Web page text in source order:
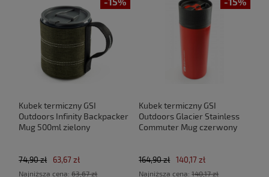
Kubek termiczny GSI
Outdoors Infinity Backpacker
Mug 500ml zielony
63,67 zł
74,90 zł
Najniższa cena:63,67 zł
Kubek termiczny GSI
Outdoors Glacier Stainless
Commuter Mug czerwony
140,17 zł
164,90 zł
Najniższa cena:140,17 zł